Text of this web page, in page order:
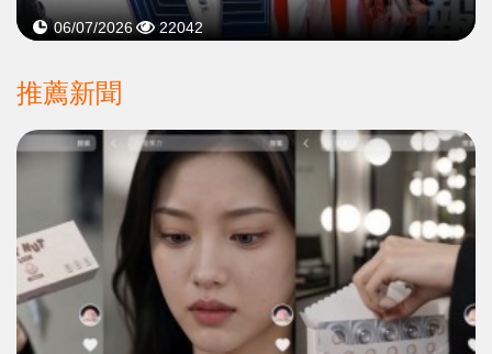
06/07/2026 22042
推薦新聞